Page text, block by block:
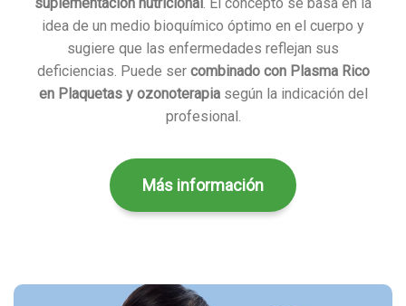
idea de un medio bioquímico óptimo en el cuerpo y
sugiere que las enfermedades reflejan sus
deficiencias. Puede ser combinado con Plasma Rico
en Plaquetas y ozonoterapiasegún la indicación del
profesional.
Más información